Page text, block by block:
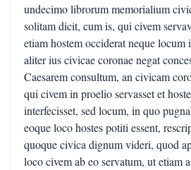
undecimo librorum memorialium
solitam dicit, cum is, qui civem
etiam hostem occiderat neque locum
aliter ius civicae coronae negat
Caesarem consultum, an civicam
qui civem in proelio servasset et
interfecisset, sed locum, in quo
eoque loco hostes potiti essent,
quoque civica dignum videri, quod
loco civem ab eo servatum, ut etiam